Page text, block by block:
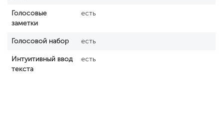
Голосовые
заметки
есть
Голосовой набор есть
Интуитивный ввод
текста
есть